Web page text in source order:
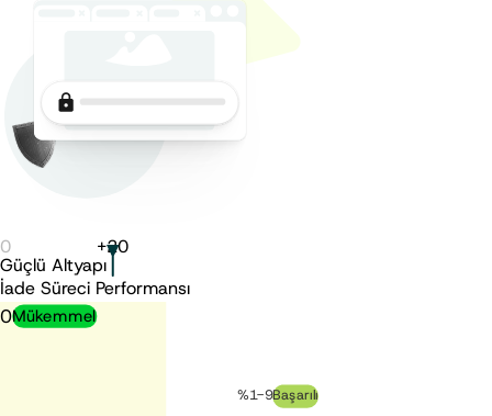
0 +20
Güçlü Altyapı
İade Süreci Performansı
0Mükemmel
%1-9Başarılı